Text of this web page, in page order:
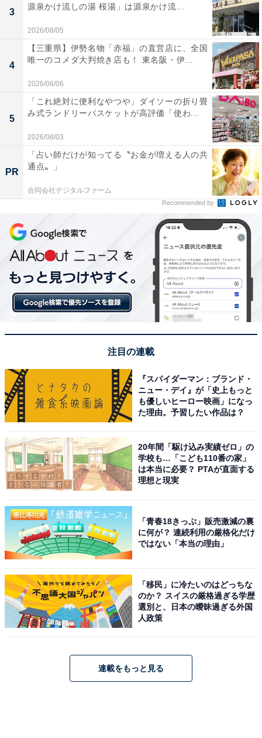
3
源泉かけ流しの湯 桜湯」は源泉かけ流...
2026/08/05
4
【三重県】伊勢名物「赤福」の直営店に、全国
唯一のコメダ大判焼き店も！ 東名阪・伊...
2026/08/06
5
「これ絶対に便利なやつや」ダイソーの折り畳
み式ランドリーバスケットが高評価「使わ...
2026/08/03
PR
「占い師だけが知ってる〝お金が増える人の共
通点〟」
合同会社デジタルファーム
Recommended by
注目の連載
『スパイダーマン：ブランド・
ニュー・デイ』が「史上もっと
も優しいヒーロー映画」になっ
た理由。予習したい作品は？
20年間「駆け込み実績ゼロ」の
学校も…「こども110番の家」
は本当に必要？ PTAが直面する
理想と現実
「青春18きっぷ」販売激減の裏
に何が？ 連続利用の厳格化だけ
ではない「本当の理由」
「移民」に冷たいのはどっちな
のか？ スイスの厳格過ぎる学歴
選別と、日本の曖昧過ぎる外国
人政策
連載をもっと見る